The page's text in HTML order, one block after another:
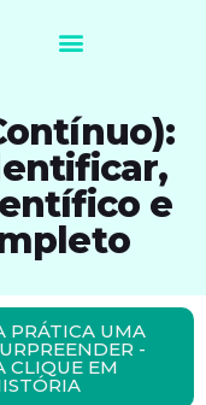
e
PRÁTICA UMA
-
CLIQUE EM